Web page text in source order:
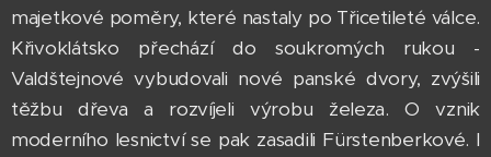
majetkové poměry, které nastaly po Třicetileté válce.
Křivoklátsko přechází do soukromých rukou -
Valdštejnové vybudovali nové panské dvory, zvýšili
těžbu dřeva a rozvíjeli výrobu železa. O vznik
moderního lesnictví se pak zasadili Fürstenberkové. I